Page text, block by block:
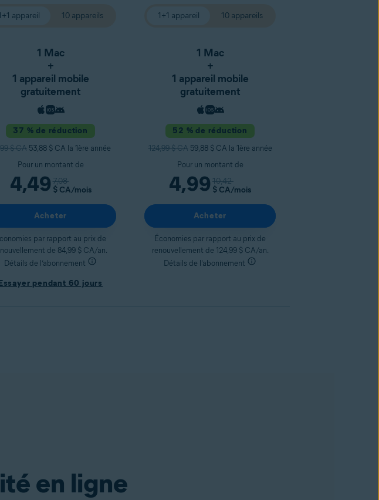
appareil 10 appareils
1 Mac
+
1 appareil mobile
gratuitement
37 % de réduction
$ CA 53,88 $ CA la 1ère année
Pour un montant de
4,49 7,08
$ CA/mois
Acheter
par rapport au prix de
de 84,99 $ CA/an.
Détails de l’abonnement
pendant 60 jours
1+1 appareil 10 appareils
1 Mac
+
1 appareil mobile
gratuitement
52 % de réduction
124,99 $ CA 59,88 $ CA la 1ère année
Pour un montant de
4,99 10,42
$ CA/mois
Acheter
Économies par rapport au prix de
renouvellement de 124,99 $ CA/an.
Détails de l’abonnement
en ligne